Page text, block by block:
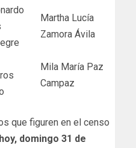
Martha Lucía
Zamora Ávila
Mila María Paz
Campaz
que figuren en el censo
domingo 31 de